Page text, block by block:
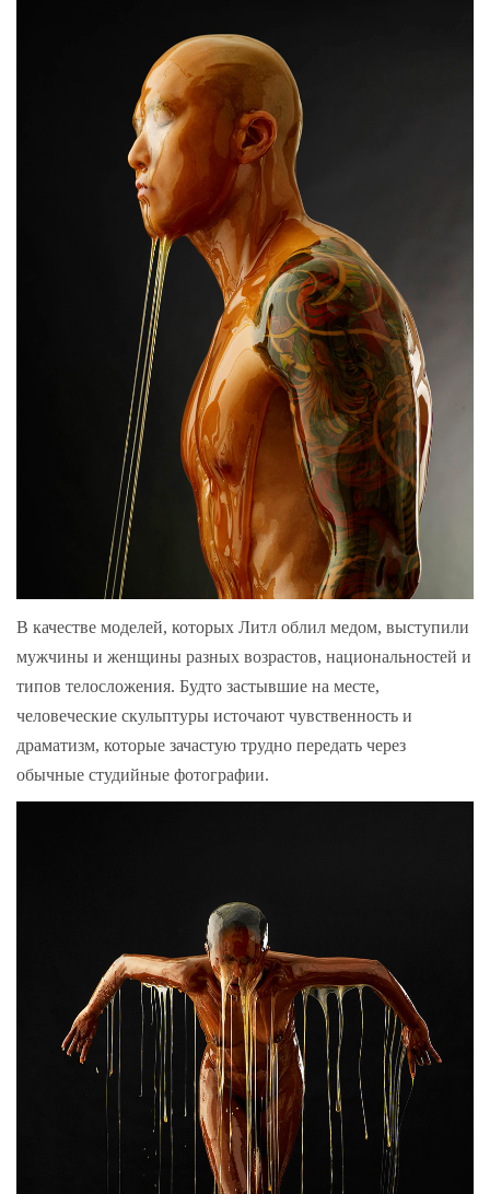
В качестве моделей, которых Литл облил медом, выступили
мужчины и женщины разных возрастов, национальностей и
типов телосложения. Будто застывшие на месте,
человеческие скульптуры источают чувственность и
драматизм, которые зачастую трудно передать через
обычные студийные фотографии.